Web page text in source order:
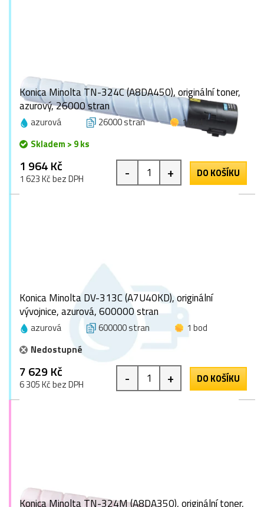
Konica Minolta TN-324C (A8DA450), originální toner,
azurový, 26000 stran
azurová 26000 stran
1 bod
Skladem > 9 ks
1 964 Kč
1 623 Kč bez DPH - + DO KOŠÍKU
Konica Minolta DV-313C (A7U40KD), originální
vývojnice, azurová, 600000 stran
azurová 600000 stran
1 bod
Nedostupné
7 629 Kč
6 305 Kč bez DPH - + DO KOŠÍKU
Konica Minolta TN-324M (A8DA350), originální toner,